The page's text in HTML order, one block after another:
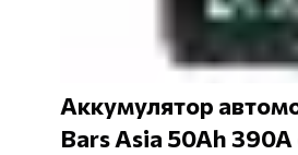
Аккумулятор
Bars Asia 50Ah